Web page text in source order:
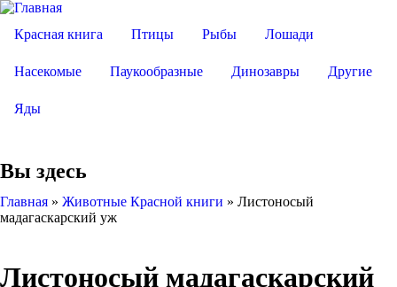
Красная книга Птицы Рыбы Лошади
Насекомые Паукообразные Динозавры Другие
Яды
Вы здесь
Главная » Животные Красной книги » Листоносый
мадагаскарский уж
Листоносый мадагаскарский